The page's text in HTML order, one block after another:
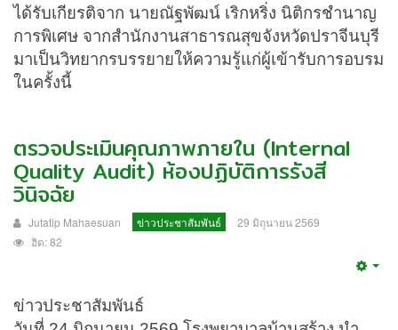
ได้รับเกียรติจาก นายณัฐพัฒน์ เริกหริ่ง นิติกรชำนาญ
การพิเศษ จากสำนักงานสาธารณสุขจังหวัดปราจีนบุรี
มาเป็นวิทยากรบรรยายให้ความรู้แก่ผู้เข้ารับการอบรม
ในครั้งนี้
ตรวจประเมินคุณภาพภายใน (Internal
Quality Audit) ห้องปฏิบัติการรังสี
วินิจฉัย
Jutatip Mahaesuan ข่าวประชาสัมพันธ์
29 มิถุนายน 2569
ฮิต: 82
ข่าวประชาสัมพันธ์